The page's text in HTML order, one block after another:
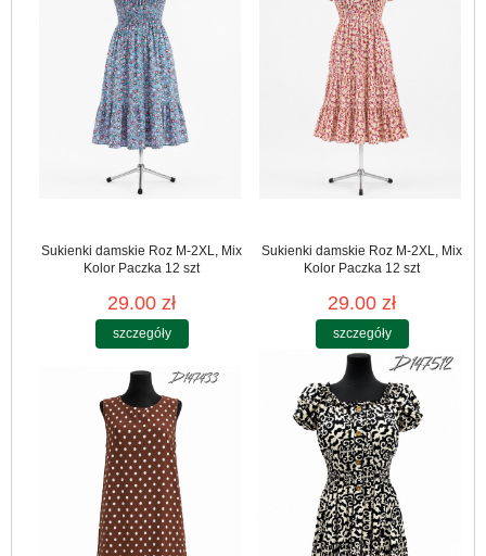
Sukienki damskie Roz M-2XL, Mix
Kolor Paczka 12 szt
29.00 zł
szczegóły
Sukienki damskie Roz M-2XL, Mix
Kolor Paczka 12 szt
29.00 zł
szczegóły